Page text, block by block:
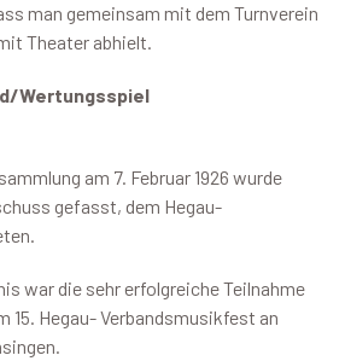
man gemeinsam mit dem Turnverein
Theater abhielt.
Wertungsspiel
am 7. Februar 1926 wurde
gefasst, dem Hegau-
war die sehr erfolgreiche Teilnahme
15. Hegau- Verbandsmusikfest an